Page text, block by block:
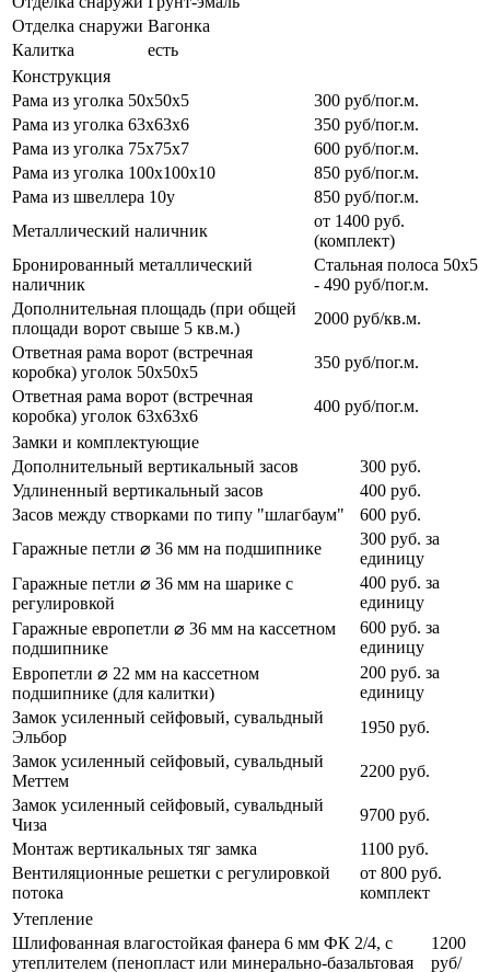
Отделка снаружи Вагонка
Калитка
есть
Конструкция
Рама из уголка 50х50х5
300 руб/пог.м.
Рама из уголка 63х63х6
350 руб/пог.м.
Рама из уголка 75х75х7
600 руб/пог.м.
Рама из уголка 100х100х10
850 руб/пог.м.
Рама из швеллера 10у
850 руб/пог.м.
Металлический наличник
от 1400 руб.
(комплект)
Бронированный металлический
наличник
Стальная полоса 50х5
- 490 руб/пог.м.
Дополнительная площадь (при общей
площади ворот свыше 5 кв.м.)
2000 руб/кв.м.
Ответная рама ворот (встречная
коробка) уголок 50х50х5
350 руб/пог.м.
Ответная рама ворот (встречная
коробка) уголок 63х63х6
400 руб/пог.м.
Замки и комплектующие
Дополнительный вертикальный засов
300 руб.
Удлиненный вертикальный засов
400 руб.
Засов между створками по типу "шлагбаум"
600 руб.
Гаражные петли ⌀ 36 мм на подшипнике
300 руб. за
единицу
Гаражные петли ⌀ 36 мм на шарике с
регулировкой
400 руб. за
единицу
Гаражные европетли ⌀ 36 мм на кассетном
подшипнике
600 руб. за
единицу
Европетли ⌀ 22 мм на кассетном
подшипнике (для калитки)
200 руб. за
единицу
Замок усиленный сейфовый, сувальдный
Эльбор
1950 руб.
Замок усиленный сейфовый, сувальдный
Меттем
2200 руб.
Замок усиленный сейфовый, сувальдный
Чиза
9700 руб.
Монтаж вертикальных тяг замка
1100 руб.
Вентиляционные решетки с регулировкой
потока
от 800 руб.
комплект
Утепление
Шлифованная влагостойкая фанера 6 мм ФК 2/4, с
утеплителем (пенопласт или минерально-базальтовая
1200
руб/